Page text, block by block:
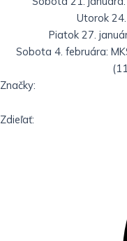
Utorok
Piatok 27.
Sobota 4. februára:
Značky:
Zdieľať: